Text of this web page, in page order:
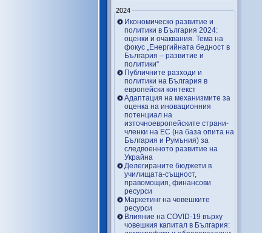
2024
Икономическо развитие и
политики в България 2024:
оценки и очаквания. Тема на
фокус „Енергийната бедност в
България – развитие и
политики“
Публичните разходи и
политики на България в
европейски контекст
Адаптация на механизмите за
оценка на иновационния
потенциал на
източноевропейските страни-
членки на ЕС (на база опита на
България и Румъния) за
следвоенното развитие на
Украйна
Делегираните бюджети в
училищата-същност,
правомощия, финансови
ресурси
Маркетинг на човешките
ресурси
Влияние на COVID-19 върху
човешкия капитал в България: